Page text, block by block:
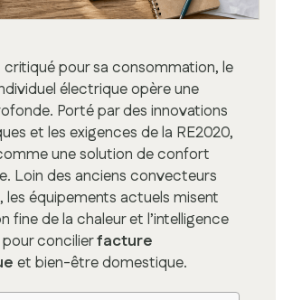
pour sa consommation, le
électrique opère une
Porté par des innovations
et les exigences de la RE2020,
une solution de confort
Loin des anciens convecteurs
les équipements actuels misent
fine de la chaleur et l’intelligence
concilierfacture
et bien-être domestique.